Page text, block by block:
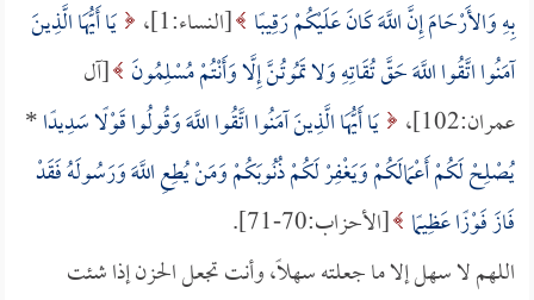
بِهِ وَالأَرْحَامَ إِنَّ اللَّهَ كَانَ عَلَيْكُمْ رَقِيبًا [النساء:1]،
يَا أَيُّهَا الَّذِينَ
آمَنُوا اتَّقُوا اللَّهَ حَقَّ تُقَاتِهِ وَلا تَمُوتُنَّ إِلَّا وَأَنْتُمْ مُسْلِمُونَ [آل
عمران:102]،
يَا أَيُّهَا الَّذِينَ آمَنُوا اتَّقُوا اللَّهَ وَقُولُوا قَوْلًا سَدِيدًا*
يُصْلِحْ لَكُمْ أَعْمَالَكُمْ وَيَغْفِرْ لَكُمْ ذُنُوبَكُمْ وَمَنْ يُطِعِ اللَّهَ وَرَسُولَهُ فَقَدْ
فَازَ فَوْزًا عَظِيمًا [الأحزاب:70-71].
اللهم لا سهل إلا ما جعلته سهلاً، وأنت تجعل الحزن إذا شئت